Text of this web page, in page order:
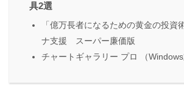
具2選
「億万長者になるための黄金の投資
ナ支援 スーパー廉価版
チャートギャラリー プロ （Windows